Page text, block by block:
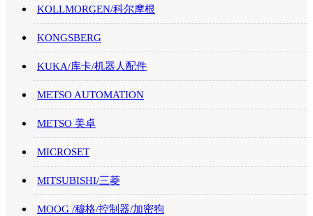
KOLLMORGEN/科尔摩根
KONGSBERG
KUKA/库卡/机器人配件
METSO AUTOMATION
METSO 美卓
MICROSET
MITSUBISHI/三菱
MOOG /穆格/控制器/加密狗